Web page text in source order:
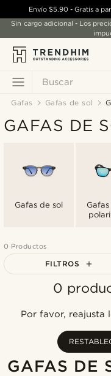
Buscar
Envío $5.90- Gratis a
Sin cargo adicional - Los
Gafas Gafas de sol
GAFAS DE
Gafas de sol
0 Productos
FILTROS
0
Por favor, reajusta
GAFAS DE